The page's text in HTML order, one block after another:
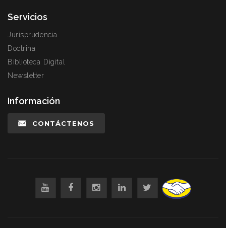
Servicios
Jurisprudencia
Doctrina
Biblioteca Digital
Newsletter
Información
CONTÁCTENOS